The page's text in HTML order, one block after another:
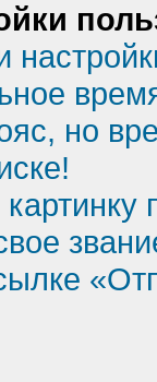
но